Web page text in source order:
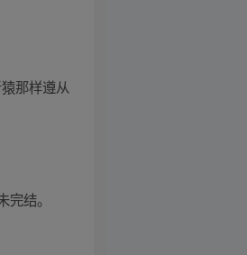
那样遵从
结。